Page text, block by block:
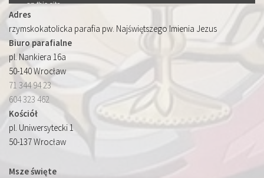
Adres
rzymskokatolicka parafia pw. Najświętszego Imienia Jezus
Biuro parafialne
pl. Nankiera 16a
50-140 Wrocław
71 344 94 23
604 323 462
Kościół
pl. Uniwersytecki 1
50-137 Wrocław
Msze święte